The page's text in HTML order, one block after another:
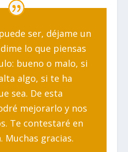
ser, déjame un
lo que piensas
bueno o malo, si
algo, si te ha
sea. De esta
mejorarlo y nos
Te contestaré en
Muchas gracias.